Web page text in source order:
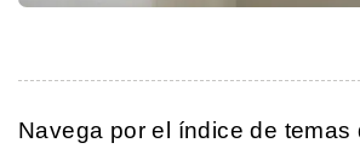
Navega por el índice de temas